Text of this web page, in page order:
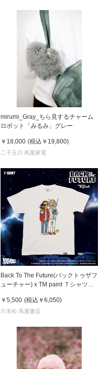
mirumi_Gray_ちら見するチャーム
ロボット「みるみ」グレー
￥18,000 (税込 ￥19,800)
二子玉川 蔦屋家電
Back To The Future(バックトゥザフ
ューチャー) x TM paint Ｔシャツ
￥5,500 (税込 ￥6,050)
六本松 蔦屋書店